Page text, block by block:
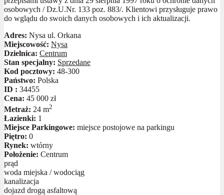
osobowych / Dz.U.Nr. 133 poz. 883/. Klientowi przysługuje prawo
do wglądu do swoich danych osobowych i ich aktualizacji.
Adres: Nysa ul. Orkana
Miejscowość: Nysa
Dzielnica: Centrum
Stan specjalny: Sprzedane
Kod pocztowy: 48-300
Państwo: Polska
ID : 34455
Cena: 45 000 zł
Metraż: 24 m2
Łazienki: 1
Miejsce Parkingowe: miejsce postojowe na parkingu
Piętro: 0
Rynek: wtórny
Położenie: Centrum
prąd
woda miejska / wodociąg
kanalizacja
dojazd drogą asfaltową